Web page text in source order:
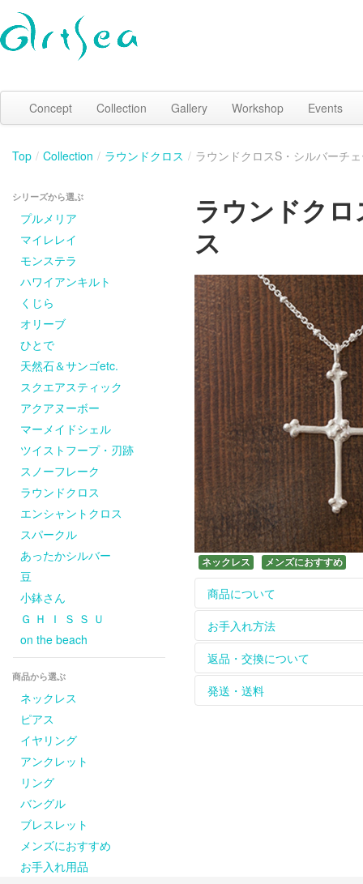
Concept Collection Gallery Workshop Events
Top / Collection / ラウンドクロス / ラウンドクロスS・シルバーチ
シリーズから選ぶ
プルメリア
マイレレイ
モンステラ
ハワイアンキルト
くじら
オリーブ
ひとで
天然石＆サンゴetc.
スクエアスティック
アクアヌーボー
マーメイドシェル
ツイストフープ・刃跡
スノーフレーク
ラウンドクロス
エンシャントクロス
スパークル
あったかシルバー
豆
小鉢さん
Ｇ Ｈ Ｉ Ｓ Ｓ Ｕ
on the beach
商品から選ぶ
ネックレス
ピアス
イヤリング
アンクレット
リング
バングル
ブレスレット
メンズにおすすめ
お手入れ用品
ラウンドク
ス
ネックレス メンズにおすすめ
商品について
ホームページに掲載して
についてはcontactからお
革ひもは天然皮を使用し
をお楽しみください。
天然石、天然素材のひと
ピアスの金具（耳に触れ
お手入れ方法
【長く綺麗にお使いいた
シルバーのアクセサリー
れて保管してください。
※購入された商品は密閉
返品・交換について
お届けした商品は到着後
返品、交換は商品到着後
発送・送料